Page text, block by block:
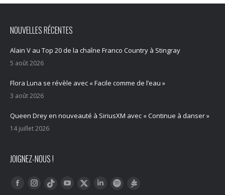
NOUVELLES RÉCENTES
Alain V au Top 20 de la chaîne Franco Country à Stingray
5 août 2026
Flora Luna se révèle avec « Facile comme de l’eau »
3 août 2026
Queen Drey en nouveauté à SiriusXM avec « Continue à danser »
14 juillet 2026
JOIGNEZ-NOUS !
Trouvez nous sur :
FacebookInstagram
Tiktok YouTubeTwitter LinkedInSpotify